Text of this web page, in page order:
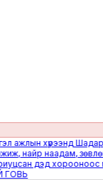
хүрээнд Шадар
наадам, зөвлөгөөн,
дэд хорооноос